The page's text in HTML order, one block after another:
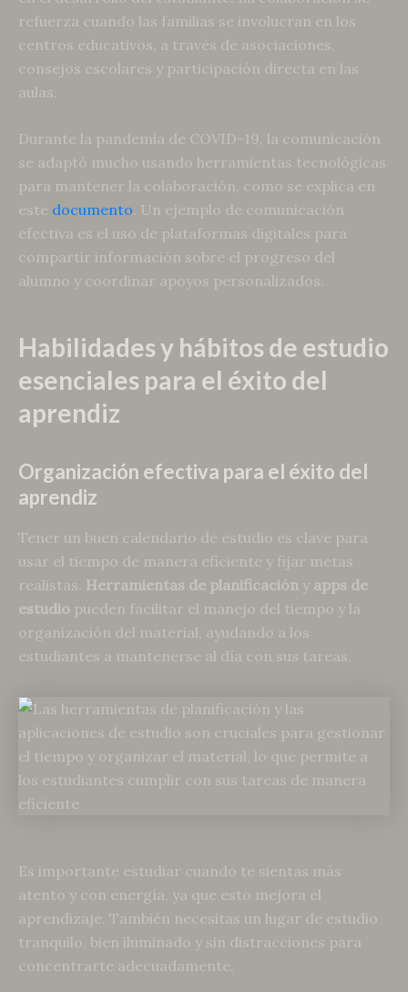
refuerza cuando las familias se involucran en los
centros educativos, a través de asociaciones,
consejos escolares y participación directa en las
aulas.
Durante la pandemia de COVID-19, la comunicación
se adaptó mucho usando herramientas tecnológicas
para mantener la colaboración, como se explica en
este documento. Un ejemplo de comunicación
efectiva es el uso de plataformas digitales para
compartir información sobre el progreso del
alumno y coordinar apoyos personalizados.
Habilidades y hábitos de estudio
esenciales para el éxito del
aprendiz
Organización efectiva para el éxito del
aprendiz
Tener un buen calendario de estudio es clave para
usar el tiempo de manera eficiente y fijar metas
realistas. Herramientas de planificación y apps de
estudio pueden facilitar el manejo del tiempo y la
organización del material, ayudando a los
estudiantes a mantenerse al día con sus tareas.
Es importante estudiar cuando te sientas más
atento y con energía, ya que esto mejora el
aprendizaje. También necesitas un lugar de estudio
tranquilo, bien iluminado y sin distracciones para
concentrarte adecuadamente.